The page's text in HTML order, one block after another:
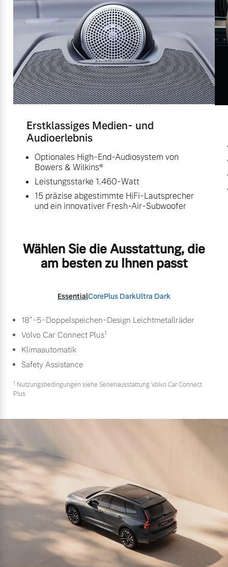
Erstklassiges Medien- und
Audioerlebnis
Optionales High-End-Audiosystem von
Bowers & Wilkins®
Leistungsstarke 1.460-Watt
15 präzise abgestimmte HiFi-Lautsprecher
und ein innovativer Fresh-Air-Subwoofer
Wählen Sie die Ausstattung, die
am besten zu Ihnen passt
EssentialCorePlus DarkUltra Dark
18"-5-Doppelspeichen-Design Leichtmetallräder
Volvo Car Connect Plus1
Klimaautomatik
Safety Assistance
1 Nutzungsbedingungen siehe Serienausstattung Volvo Car Connect
Plus